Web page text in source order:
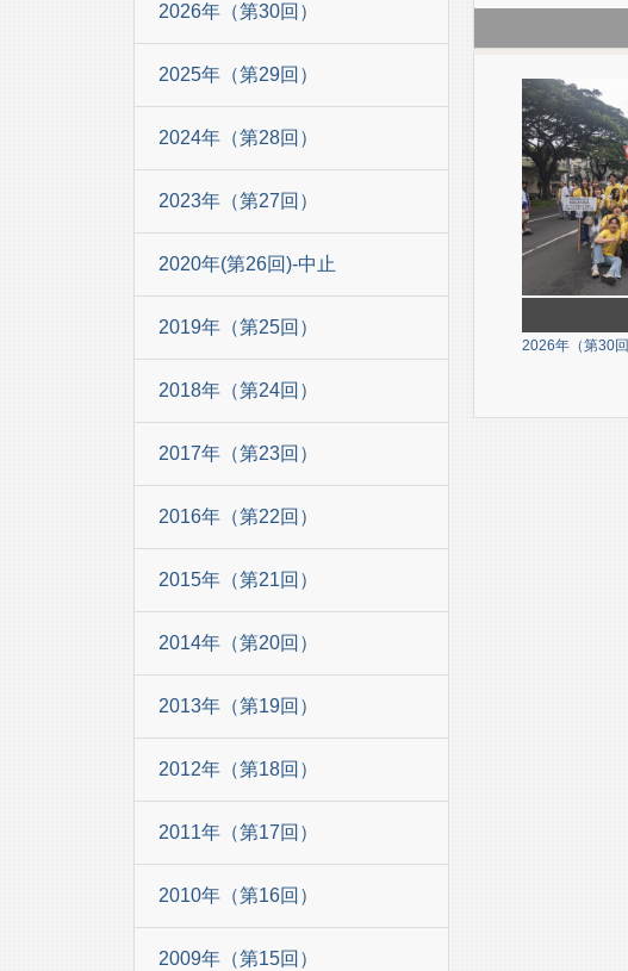
2026年（第30回）
2025年（第29回）
2024年（第28回）
2023年（第27回）
2020年(第26回)-中止
2019年（第25回）
2018年（第24回）
2017年（第23回）
2016年（第22回）
2015年（第21回）
2014年（第20回）
2013年（第19回）
2012年（第18回）
2011年（第17回）
2010年（第16回）
2009年（第15回）
2026年（第30回